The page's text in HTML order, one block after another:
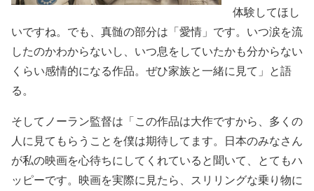
体験してほし
いですね。でも、真髄の部分は「愛情」です。いつ涙を流
したのかわからないし、いつ息をしていたかも分からない
くらい感情的になる作品。ぜひ家族と一緒に見て」と語
る。
そしてノーラン監督は「この作品は大作ですから、多くの
人に見てもらうことを僕は期待してます。日本のみなさん
が私の映画を心待ちにしてくれていると聞いて、とてもハ
ッピーです。映画を実際に見たら、スリリングな乗り物に